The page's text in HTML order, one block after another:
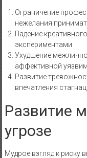
Ограничение
нежелания
Падение
экспериментами
Ухудшение
аффективной
Развитие
впечатления
Развитие
угрозе
Мудрое взгляд к риску